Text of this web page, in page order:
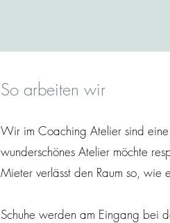
So arbeiten wir
Wir im Coaching Atelier sind eine
wunderschönes Atelier möchte
Mieter verlässt den Raum so, wie
Schuhe werden am Eingang bei